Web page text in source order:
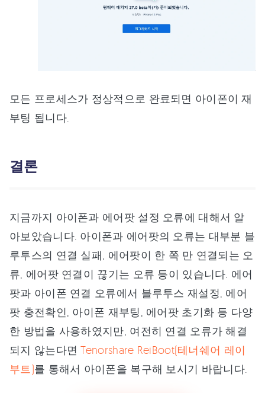
모든 프로세스가 정상적으로 완료되면 아이폰이 재
부팅 됩니다.
결론
지금까지 아이폰과 에어팟 설정 오류에 대해서 알
아보았습니다. 아이폰과 에어팟의 오류는 대부분 블
루투스의 연결 실패, 에어팟이 한 쪽 만 연결되는 오
류, 에어팟 연결이 끊기는 오류 등이 있습니다. 에어
팟과 아이폰 연결 오류에서 블루투스 재설정, 에어
팟 충전확인, 아이폰 재부팅, 에어팟 초기화 등 다양
한 방법을 사용하였지만, 여전히 연결 오류가 해결
되지 않는다면Tenorshare ReiBoot(테너쉐어 레이
부트)를 통해서 아이폰을 복구해 보시기 바랍니다.